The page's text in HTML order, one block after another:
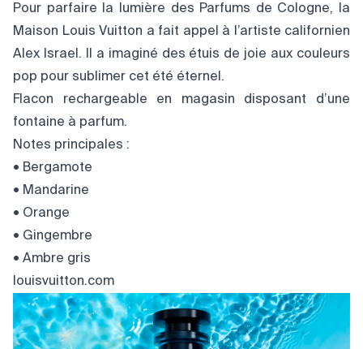
Pour parfaire la lumière des Parfums de Cologne, la
Maison Louis Vuitton a fait appel à l’artiste californien
Alex Israel. Il a imaginé des étuis de joie aux couleurs
pop pour sublimer cet été éternel.
Flacon rechargeable en magasin disposant d’une
fontaine à parfum.
Notes principales :
• Bergamote
• Mandarine
• Orange
• Gingembre
• Ambre gris
louisvuitton.com